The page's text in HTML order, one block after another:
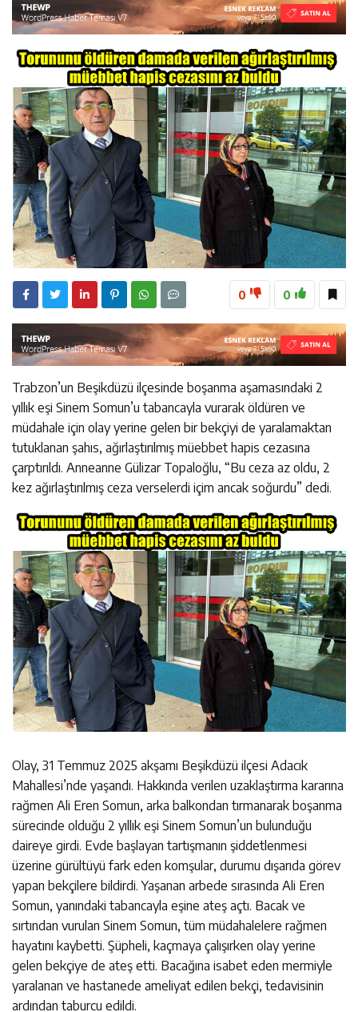
Beşikdüzü’nde Trafik Kazası 1 Kişi Vefat Etti
0
0
Trabzon’un Beşikdüzü ilçesinde boşanma aşamasındaki 2
yıllık eşi Sinem Somun’u tabancayla vurarak öldüren ve
müdahale için olay yerine gelen bir bekçiyi de yaralamaktan
tutuklanan şahıs, ağırlaştırılmış müebbet hapis cezasına
çarptırıldı. Anneanne Gülizar Topaloğlu, “Bu ceza az oldu, 2
kez ağırlaştırılmış ceza verselerdi içim ancak soğurdu” dedi.
Olay, 31 Temmuz 2025 akşamı Beşikdüzü ilçesi Adacık
Mahallesi’nde yaşandı. Hakkında verilen uzaklaştırma kararına
rağmen Ali Eren Somun, arka balkondan tırmanarak boşanma
sürecinde olduğu 2 yıllık eşi Sinem Somun’un bulunduğu
daireye girdi. Evde başlayan tartışmanın şiddetlenmesi
üzerine gürültüyü fark eden komşular, durumu dışarıda görev
yapan bekçilere bildirdi. Yaşanan arbede sırasında Ali Eren
Somun, yanındaki tabancayla eşine ateş açtı. Bacak ve
sırtından vurulan Sinem Somun, tüm müdahalelere rağmen
hayatını kaybetti. Şüpheli, kaçmaya çalışırken olay yerine
gelen bekçiye de ateş etti. Bacağına isabet eden mermiyle
yaralanan ve hastanede ameliyat edilen bekçi, tedavisinin
ardından taburcu edildi.